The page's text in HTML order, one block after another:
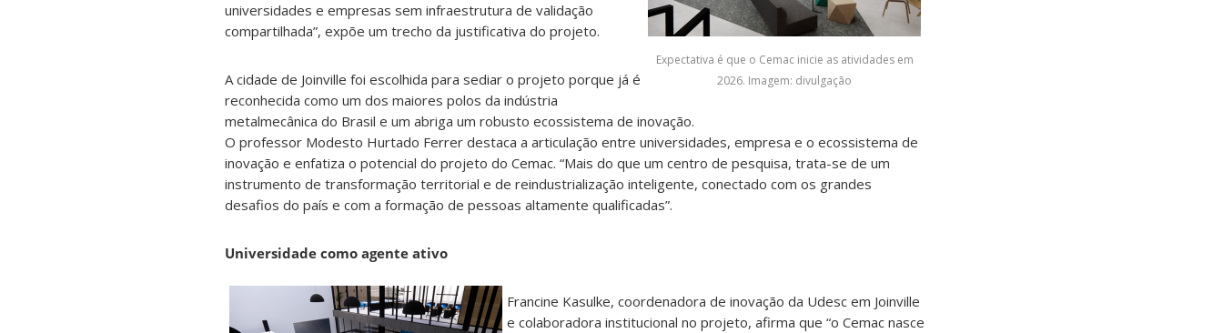
Expectativa é que o Cemac inicie as atividades em
2026. Imagem: divulgação
universidades e empresas sem infraestrutura de validação
compartilhada”, expõe um trecho da justificativa do projeto.
A cidade de Joinville foi escolhida para sediar o projeto porque já é
reconhecida como um dos maiores polos da indústria
metalmecânica do Brasil e um abriga um robusto ecossistema de inovação.
O professor Modesto Hurtado Ferrer destaca a articulação entre universidades, empresa e o ecossistema de
inovação e enfatiza o potencial do projeto do Cemac. “Mais do que um centro de pesquisa, trata-se de um
instrumento de transformação territorial e de reindustrialização inteligente, conectado com os grandes
desafios do país e com a formação de pessoas altamente qualificadas”.
Universidade como agente ativo
Francine Kasulke, coordenadora de inovação da Udesc em Joinville
e colaboradora institucional no projeto, afirma que “o Cemac nasce